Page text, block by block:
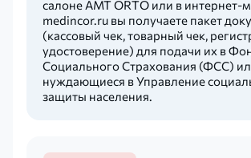
салоне AMT ORTO или в интернет-
medincor.ru вы получаете пакет
(кассовый чек, товарный чек,
удостоверение) для подачи их в
Социального Страхования (ФСС)
нуждающиеся в Управление
защиты населения.